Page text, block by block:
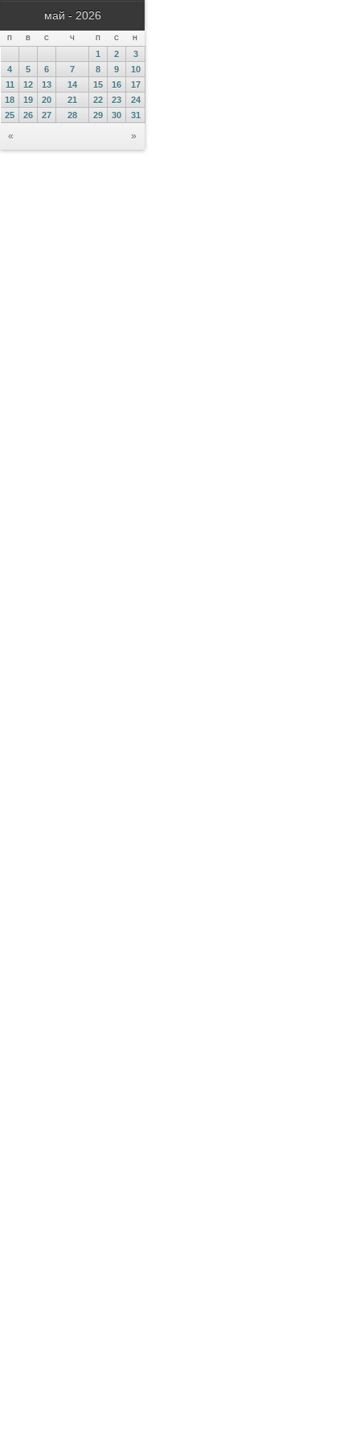
май - 2026
П В С Ч П С Н
« »
1 2
3
4
5 6 7 8 9
10
11
12 13 14 15 16
17
18
19 20 21 22 23
24
25
26 27 28 29 30 31